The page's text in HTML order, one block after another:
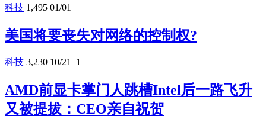
科技 1,495 01/01
美国将要丧失对网络的控制权?
科技 3,230 10/21 1
AMD前显卡掌门人跳槽Intel后一路飞升
又被提拔：CEO亲自祝贺